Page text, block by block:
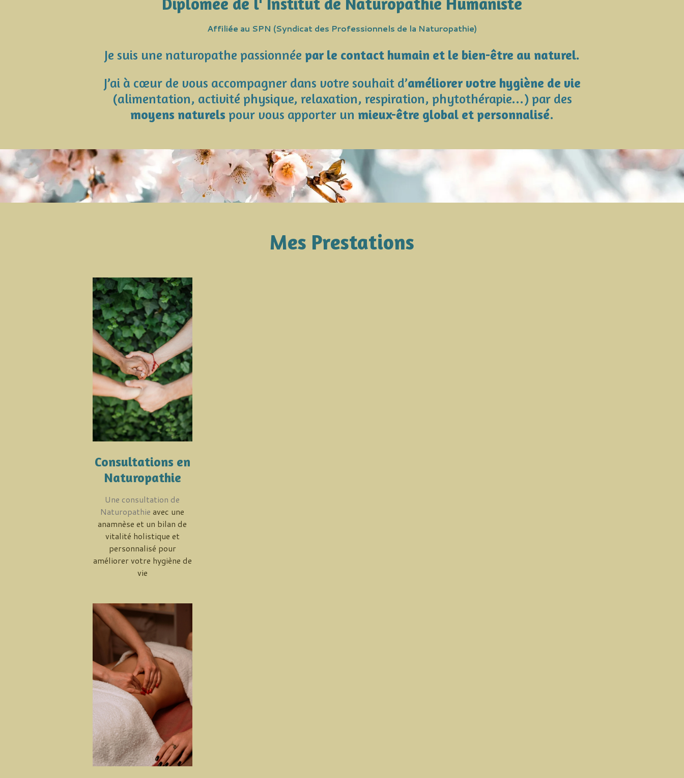
Affiliée au SPN (Syndicat des Professionnels de la Naturopathie)
Je suis une naturopathe passionnée par le contact humain et le bien-être au naturel.
J’ai à cœur de vous accompagner dans votre souhait d’améliorer votre hygiène de vie
(alimentation, activité physique, relaxation, respiration, phytothérapie...) par des
moyens naturels pour vous apporter un mieux-être global et personnalisé.
Mes Prestations
Consultations en
Naturopathie
Une consultation de
Naturopathie avec une
anamnèse et un bilan de
vitalité holistique et
personnalisé pour
améliorer votre hygiène de
vie